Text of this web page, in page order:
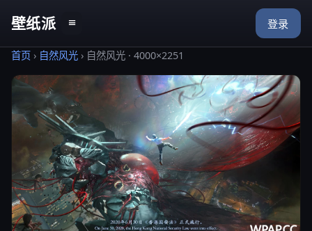
壁纸派 ≡ 登录
首页 › 自然风光 › 自然风光 · 4000×2251